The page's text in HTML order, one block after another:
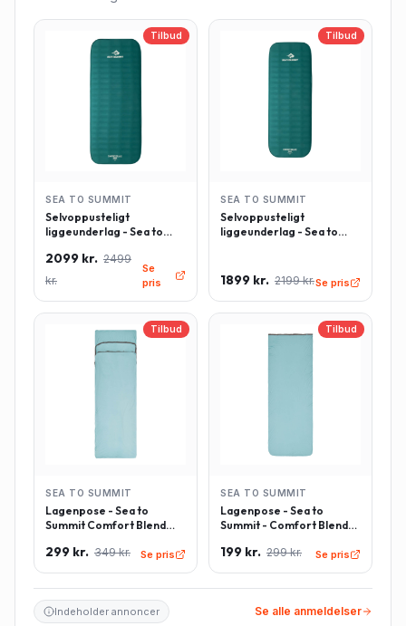
Tilbud
SEA TO SUMMIT
Selvoppusteligt
liggeunderlag - Sea to
Rektangulær - Large -
Grøn
2099 kr. 2499
kr.
Se
pris
Tilbud
SEA TO SUMMIT
Selvoppusteligt
liggeunderlag - Sea to
Grøn
1899 kr. 2199 kr.Se pris
Tilbud
SEA TO SUMMIT
Lagenpose - Sea to
Summit Comfort Blend
pudeindlæg -
299 kr. 349 kr. Se pris
Tilbud
SEA TO SUMMIT
Lagenpose - Sea to
Summit - Comfort Blend
Rektangulær - Lyseblå
199 kr. 299 kr. Se pris
Indeholder annoncer Se alle anmeldelser